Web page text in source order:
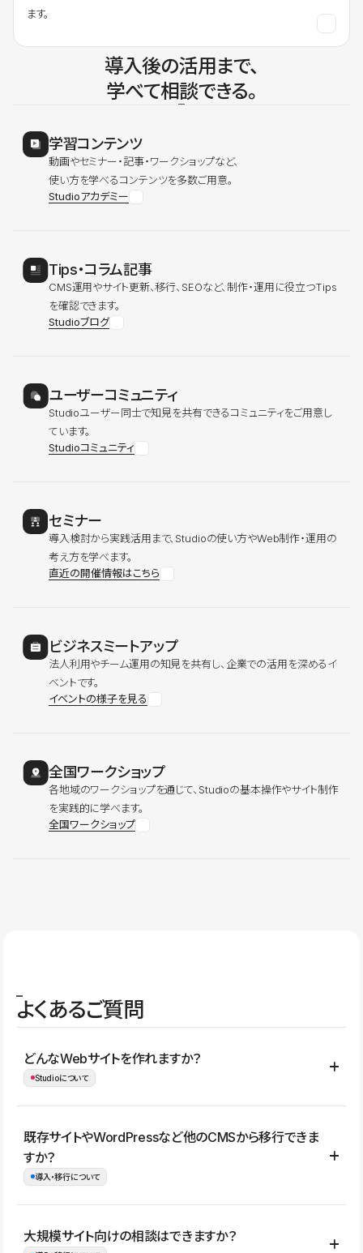
ます。
導入後の活用まで、
学べて相談できる。
学習コンテンツ
動画やセミナー・記事・ワークショップなど、
使い方を学べるコンテンツを多数ご用意。
Studioアカデミー
Tips・コラム記事
CMS運用やサイト更新、移行、SEOなど、制作・運用に役立つTips
を確認できます。
Studioブログ
ユーザーコミュニティ
Studioユーザー同士で知見を共有できるコミュニティをご用意し
ています。
Studioコミュニティ
セミナー
導入検討から実践活用まで、Studioの使い方やWeb制作・運用の
考え方を学べます。
直近の開催情報はこちら
ビジネスミートアップ
法人利用やチーム運用の知見を共有し、企業での活用を深めるイ
ベントです。
イベントの様子を見る
全国ワークショップ
各地域のワークショップを通じて、Studioの基本操作やサイト制作
を実践的に学べます。
全国ワークショップ
よくあるご質問
どんなWebサイトを作れますか？
Studioについて
コーポレートサイト、サービスサイト、LP、採用サイト、ブロ
グ・メディア、イベントサイト、店舗・商品紹介サイト、ポートフ
ォリオなど幅広く制作できます。
既存サイトやWordPressなど他のCMSから移行できま
すか？
導入・移行について
はい。既存サイトの構成やコンテンツ、URLを整理したうえで、
大規模サイト向けの相談はできますか？